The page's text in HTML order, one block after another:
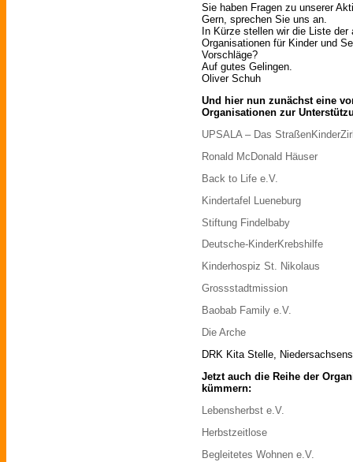
Sie haben Fragen zu unserer
Gern, sprechen Sie uns an.
In Kürze stellen wir die Liste
Organisationen für Kinder und
Vorschläge?
Auf gutes Gelingen.
Oliver Schuh
Und hier nun zunächst eine
Organisationen zur
UPSALA – Das
Ronald McDonald Häuser
Back to Life e.V.
Kindertafel Lueneburg
Stiftung Findelbaby
Deutsche-KinderKrebshilfe
Kinderhospiz St. Nikolaus
Grossstadtmission
Baobab Family e.V.
Die Arche
DRK Kita Stelle,
Jetzt auch die Reihe der
kümmern:
Lebensherbst e.V.
Herbstzeitlose
Begleitetes Wohnen e.V.